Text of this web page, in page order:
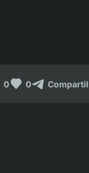
0 0